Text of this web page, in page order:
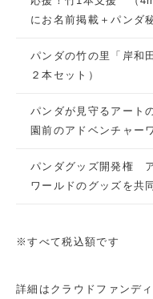
にお名前掲載＋パンダ
パンダの竹の里「岸和
２本セット）
パンダが見守るアート
園前のアドベンチャー
パンダグッズ開発権
ワールドのグッズを共
※すべて税込額です
詳細はクラウドファンデ